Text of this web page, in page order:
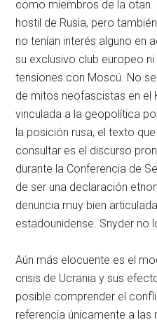
como miembros de la otan.
hostil de Rusia, pero
no tenían interés alguno en
su exclusivo club europeo
tensiones con Moscú. No
de mitos neofascistas en el
vinculada a la geopolítica
la posición rusa, el texto
consultar es el discurso
durante la Conferencia de
de ser una declaración
denuncia muy bien
estadounidense. Snyder no
Aún más elocuente es el
crisis de Ucrania y sus
posible comprender el
referencia únicamente a las